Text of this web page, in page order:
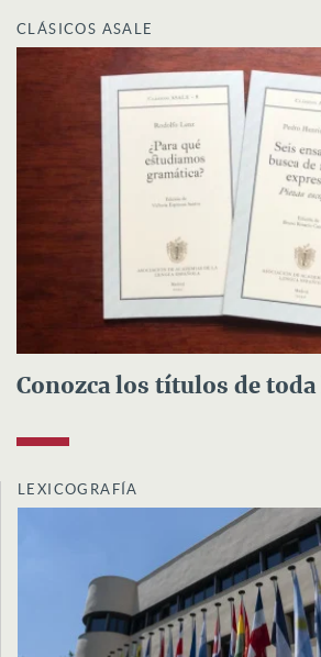
CLÁSICOS ASALE
Conozca los títulos de toda
LEXICOGRAFÍA